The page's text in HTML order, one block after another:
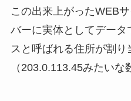
この出来上がったWEB
バーに実体としてデータ
スと呼ばれる住所が割り
（203.0.113.45みたいな